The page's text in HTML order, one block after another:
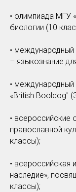
• олимпиада МГУ
биологии (10
•
– языкознание
• международный
«British Booldog"
•
православной
классы);
• всероссийская
наследие»,
классы);